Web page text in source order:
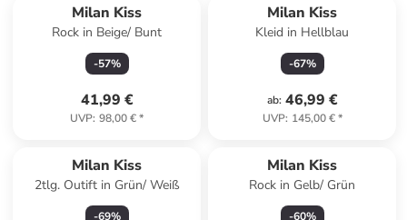
Milan Kiss
Rock in Beige/ Bunt
-57%
41,99 €
UVP: 98,00 €*
Milan Kiss
Kleid in Hellblau
-67%
ab: 46,99 €
UVP: 145,00 €*
Milan Kiss
2tlg. Outift in Grün/ Weiß
-69%
Milan Kiss
Rock in Gelb/ Grün
-60%